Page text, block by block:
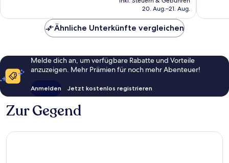
beträgt
20. Aug.–21. Aug.
Ähnliche Unterkünfte vergleichen
Melde dich an, um verfügbare Rabatte und Vorteile
anzuzeigen. Mehr Prämien für noch mehr Abenteuer!
Anmelden Jetzt kostenlos registrieren
Zur Gegend